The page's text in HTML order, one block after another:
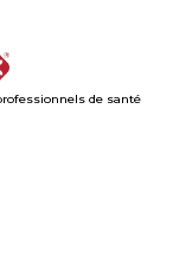
de santé